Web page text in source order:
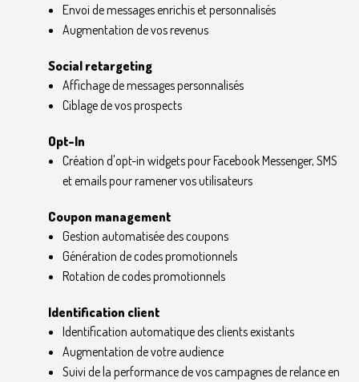
Envoi de messages enrichis et personnalisés
Augmentation de vos revenus​
Social retargeting
Affichage de messages personnalisés
Ciblage de vos prospects
Opt-In
Création d'opt-in widgets pour Facebook Messenger, SMS
et emails pour ramener vos utilisateurs​
Coupon management
Gestion automatisée des coupons
Génération de codes promotionnels
Rotation de codes promotionnels
Identification client
Identification automatique des clients existants
Augmentation de votre audience
Suivi de la performance de vos campagnes de relance en